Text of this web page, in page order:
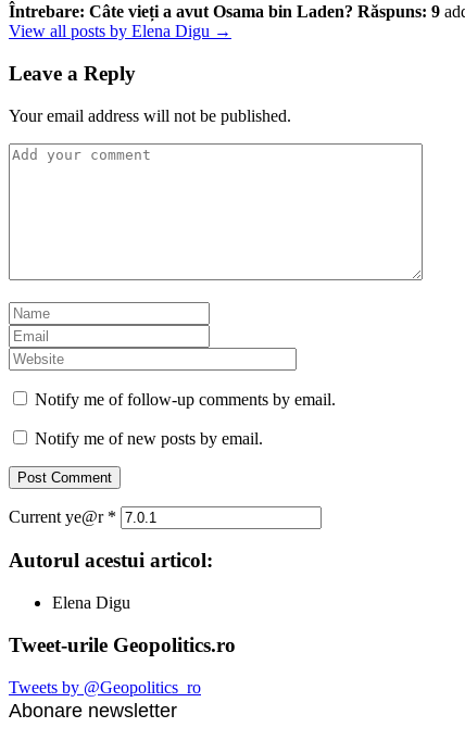
Întrebare: Câte vieți a avut Osama bin Laden? Răspuns: 9
View all posts by Elena Digu →
Leave a Reply
Your email address will not be published.
Notify me of follow-up comments by email.
Notify me of new posts by email.
Current ye@r *
Autorul acestui articol:
Elena Digu
Tweet-urile Geopolitics.ro
Tweets by @Geopolitics_ro
Abonare newsletter